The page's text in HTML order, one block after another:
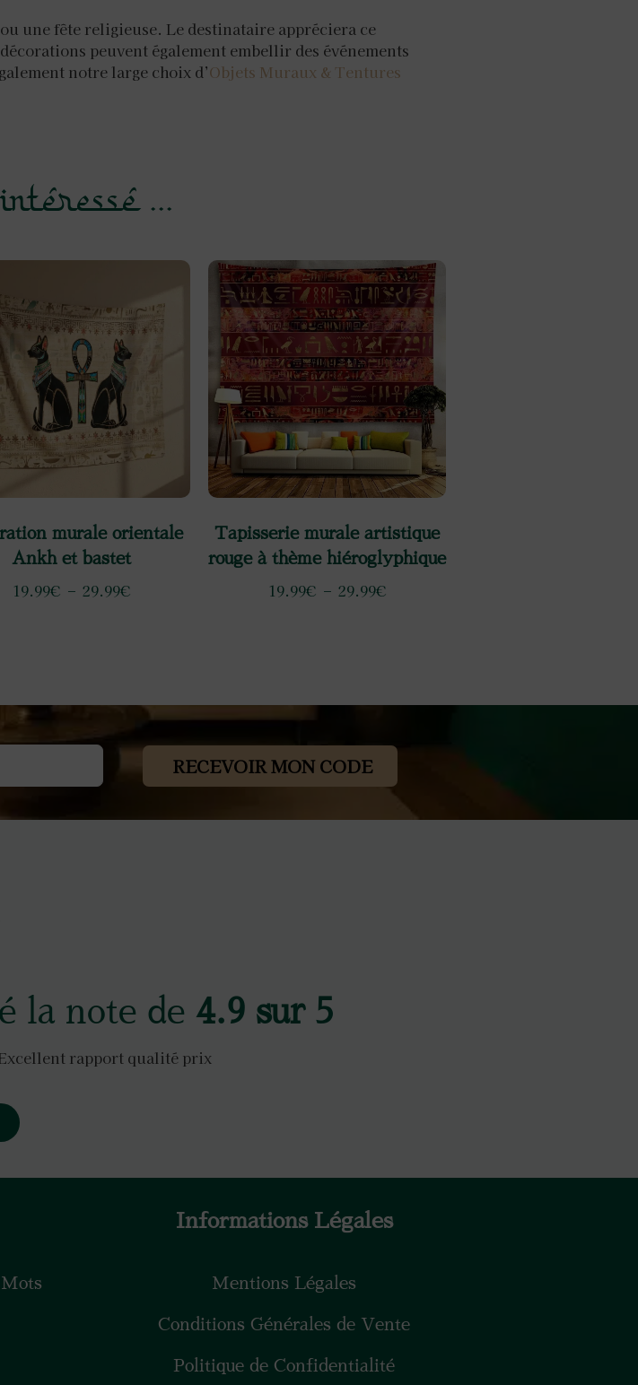
une fête religieuse. Le destinataire appréciera ce
peuvent également embellir des événements
notre large choix d’Objets Muraux & Tentures
...
murale orientale
Ankh et bastet
19.99€ – 29.99€
Tapisserie murale artistique
rouge à thème hiéroglyphique
19.99€ – 29.99€
RECEVOIR MON CODE
la note de 4.9 sur 5
rapport qualité prix
Informations Légales
Mentions Légales
Conditions Générales de Vente
Politique de Confidentialité